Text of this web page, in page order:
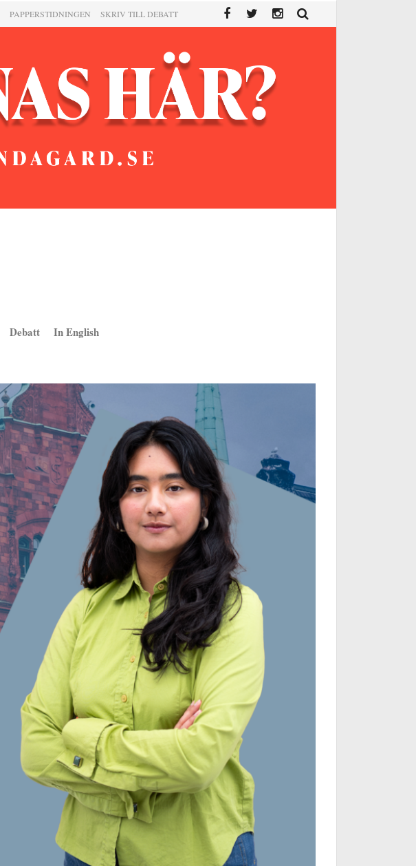
PAPPERSTIDNINGEN SKRIV TILL DEBATT
Debatt In English